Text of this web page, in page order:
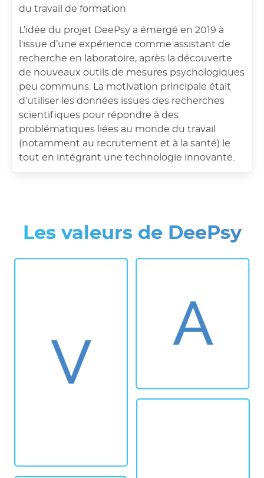
du travail de formation
L’idée du projet DeePsy a émergé en 2019 à
l'issue d’une expérience comme assistant de
recherche en laboratoire, après la découverte
de nouveaux outils de mesures psychologiques
peu communs. La motivation principale était
d’utiliser les données issues des recherches
scientifiques pour répondre à des
problématiques liées au monde du travail
(notamment au recrutement et à la santé) le
tout en intégrant une technologie innovante.
Les valeurs de DeePsy